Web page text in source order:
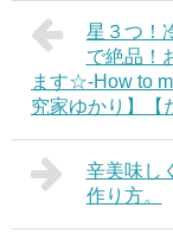
星３つ！
で絶品！
ます☆-How to
究家ゆかり】【
辛美味し
作り方。